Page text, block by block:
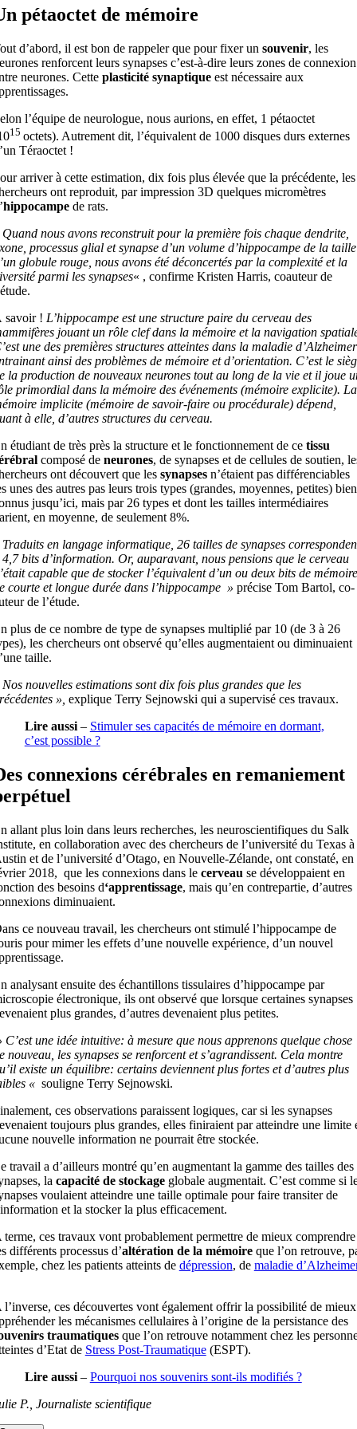
pétaoctet de mémoire
d’abord, il est bon de rappeler que pour fixer un souvenir, les
renforcent leurs synapses c’est-à-dire leurs zones de connexion
neurones. Cette plasticité synaptiqueest nécessaire aux
l’équipe de neurologue, nous aurions, en effet, 1 pétaoctet
15 octets). Autrement dit, l’équivalent de 1000 disques durs externes
Téraoctet !
arriver à cette estimation, dix fois plus élevée que la précédente, les
ont reproduit, par impression 3D quelques micromètres
hippocampe de rats.
Quand nous avons reconstruit pour la première fois chaque dendrite,
processus glial et synapse d’un volume d’hippocampe de la taille
globule rouge, nous avons été déconcertés par la complexité et la
parmi les synapses« , confirme Kristen Harris, coauteur de
savoir ! L’hippocampe est une structure paire du cerveau des
jouant un rôle clef dans la mémoire et la navigation
une des premières structures atteintes dans la maladie d’Alzheimer
ainsi des problèmes de mémoire et d’orientation. C’est le
la production de nouveaux neurones tout au long de la vie et il joue
primordial dans la mémoire des événements (mémoire explicite). La
implicite (mémoire de savoir-faire ou procédurale) dépend,
à elle, d’autres structures du cerveau.
étudiant de très près la structure et le fonctionnement de ce tissu
composé de neurones, de synapses et de cellules de soutien,
ont découvert que les synapsesn’étaient pas différenciables
unes des autres pas leurs trois types (grandes, moyennes, petites) bien
jusqu’ici, mais par 26 types et dont les tailles intermédiaires
en moyenne, de seulement 8%.
en langage informatique, 26 tailles de synapses
bits d’information. Or, auparavant, nous pensions que le cerveau
capable que de stocker l’équivalent d’un ou deux bits de mémoire
courte et longue durée dans l’hippocampe » précise Tom Bartol, co-
de l’étude.
plus de ce nombre de type de synapses multiplié par 10 (de 3 à 26
les chercheurs ont observé qu’elles augmentaient ou diminuaient
taille.
Nos nouvelles estimations sont dix fois plus grandes que les
», explique Terry Sejnowski qui a supervisé ces travaux.
Lire aussi– Stimuler ses capacités de mémoire en dormant,
c’est possible ?
connexions cérébrales en remaniement
allant plus loin dans leurs recherches, les neuroscientifiques du Salk
en collaboration avec des chercheurs de l’université du Texas à
et de l’université d’Otago, en Nouvelle-Zélande, ont constaté, en
2018, que les connexions dans le cerveau se développaient en
des besoins d‘apprentissage, mais qu’en contrepartie, d’autres
diminuaient.
ce nouveau travail, les chercheurs ont stimulé l’hippocampe de
pour mimer les effets d’une nouvelle expérience, d’un nouvel
analysant ensuite des échantillons tissulaires d’hippocampe par
électronique, ils ont observé que lorsque certaines synapses
plus grandes, d’autres devenaient plus petites.
une idée intuitive: à mesure que nous apprenons quelque chose
nouveau, les synapses se renforcent et s’agrandissent. Cela montre
existe un équilibre: certains deviennent plus fortes et d’autres plus
« souligne Terry Sejnowski.
ces observations paraissent logiques, car si les synapses
toujours plus grandes, elles finiraient par atteindre une limite
nouvelle information ne pourrait être stockée.
travail a d’ailleurs montré qu’en augmentant la gamme des tailles des
la capacité de stockageglobale augmentait. C’est comme si
voulaient atteindre une taille optimale pour faire transiter de
et la stocker la plus efficacement.
terme, ces travaux vont probablement permettre de mieux comprendre
différents processus d’altération de la mémoire que l’on retrouve,
chez les patients atteints de dépression, de maladie
l’inverse, ces découvertes vont également offrir la possibilité de mieux
les mécanismes cellulaires à l’origine de la persistance des
traumatiquesque l’on retrouve notamment chez les
d’Etat de Stress Post-Traumatique(ESPT).
Lire aussi– Pourquoi nos souvenirs sont-ils modifiés ?
P., Journaliste scientifique